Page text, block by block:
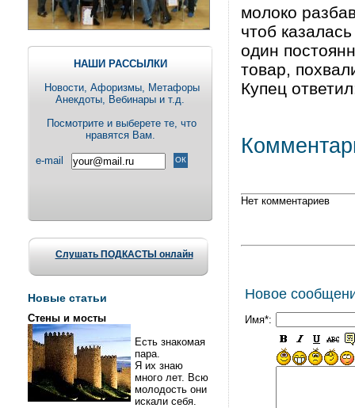
НАШИ РАССЫЛКИ
Новости, Aфоризмы, Метафоры
Анекдоты, Вебинары и т.д.
Посмотрите и выберете те, что
нравятся Вам.
e-mail
Слушать ПОДКАСТЫ онлайн
Новые статьи
Стены и мосты
Есть знакомая
пара.
Я их знаю
много лет. Всю
молодость они
искали себя.
молоко
чтоб
один
товар,
Купец
Нет комментариев
Новое
Имя*: